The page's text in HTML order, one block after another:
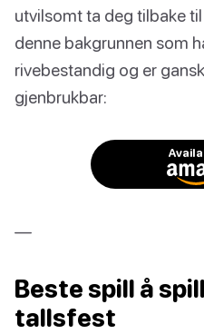
utvilsomt ta deg tilbake
denne bakgrunnen som
rivebestandig og er
gjenbrukbar:
—
Beste spill å
tallsfest